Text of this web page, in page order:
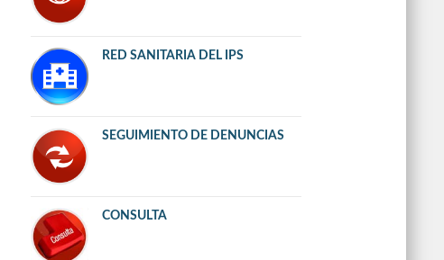
RED SANITARIA DEL IPS
SEGUIMIENTO DE DENUNCIAS
CONSULTA